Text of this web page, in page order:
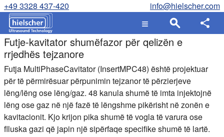
+49 3328 437-420 info@hielscher.com
Futje-kavitator shumëfazor për qelizën e
rrjedhës tejzanore
Futja MultiPhaseCavitator (InsertMPC48) është projektuar
për të përmirësuar përpunimin tejzanor të përzierjeve
lëng/lëng ose lëng/gaz. 48 kanula shumë të imta injektojnë
lëng ose gaz në një fazë të lëngshme pikërisht në zonën e
kavitacionit. Kjo krijon pika shumë të vogla të varura ose
flluska gazi që japin një sipërfaqe specifike shumë të lartë.